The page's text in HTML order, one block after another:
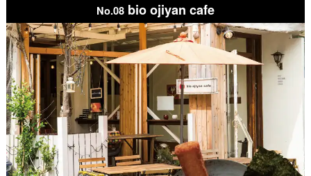
No.08bio ojiyan cafe